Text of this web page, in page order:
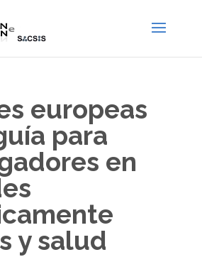
europeas
para
en
y salud